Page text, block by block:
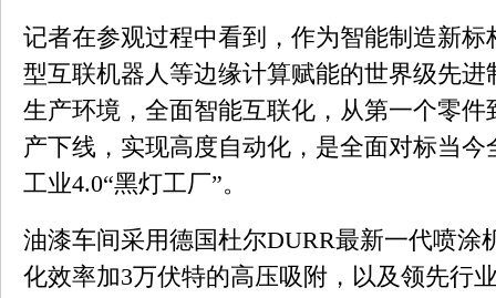
记者在参观过程中看到，作为智能制造新
型互联机器人等边缘计算赋能的世界级先
生产环境，全面智能互联化，从第一个零
产下线，实现高度自动化，是全面对标当
工业4.0“黑灯工厂”。
油漆车间采用德国杜尔DURR最新一代喷涂
化效率加3万伏特的高压吸附，以及领先行